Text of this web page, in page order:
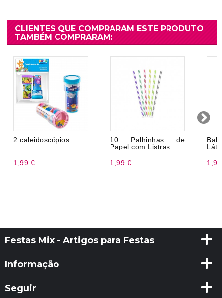
CLIENTES QUE COMPRARAM ESTE PRODUTO
TAMBÉM COMPRARAM:
2 caleidoscópios
1,99 €
10 Palhinhas de
Papel com Listras
1,99 €
Festas Mix - Artigos para Festas
Informação
Seguir